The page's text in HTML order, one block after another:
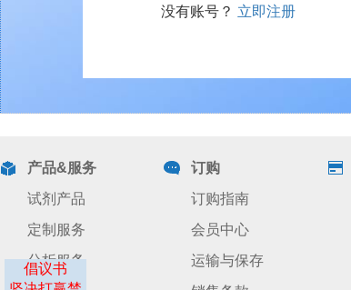
倡议书
没有账号？ 立即注册
产品&服务
试剂产品
定制服务
分析服务
订购
订购指南
会员中心
运输与保存